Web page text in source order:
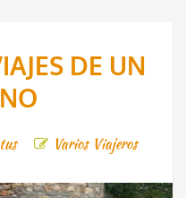
DE UN
Varios Viajeros